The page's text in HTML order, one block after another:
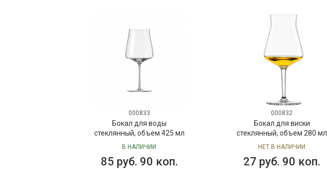
000833
Бокал для воды
стеклянный, объем 425 мл
В НАЛИЧИИ
85 руб. 90 коп.
000832
Бокал для виски
стеклянный, объем 280 мл
НЕТ В НАЛИЧИИ
27 руб. 90 коп.